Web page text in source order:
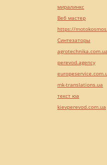
миралинкс
Веб мастер
https://
Синтезаторы
agrotechnika.com.ua
perevod.agency
mk-translations.ua
текст юа
kievperevod.com.ua